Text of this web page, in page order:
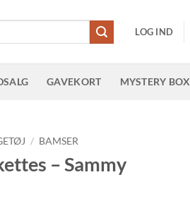
LOG IND
GAVEKORT MYSTERY BOX
/ BAMSER
– Sammy